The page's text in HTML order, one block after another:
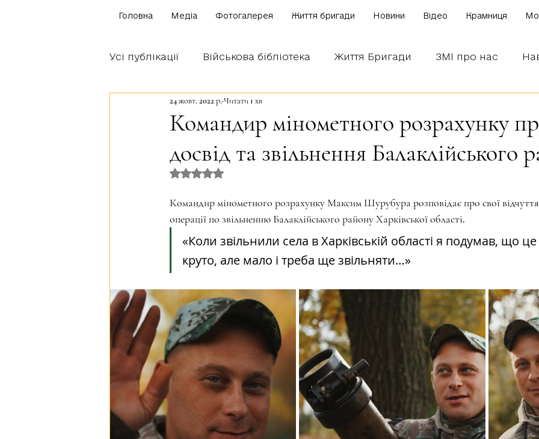
Головна Медіа Фотогалерея Життя бригади Новини Відео Крамниця
Усі публікації Військова бібліотека Життя Бригади ЗМІ про нас
Щоденник бійця Блог наших бійців
Братство Богуна
Командир мінометного розрахунку
досвід та звільнення Балаклійського
24 жовт. 2022 р. Читати 1 хв
Оцінка: NaN з 5 зірок.
Командир мінометного розрахунку Максим Шурубура розповідає про свої відчуття
операції по звільненню Балаклійського району Харківської області.
«Коли звільнили села в Харківській області я подумав, що
круто, але мало і треба ще звільняти…»